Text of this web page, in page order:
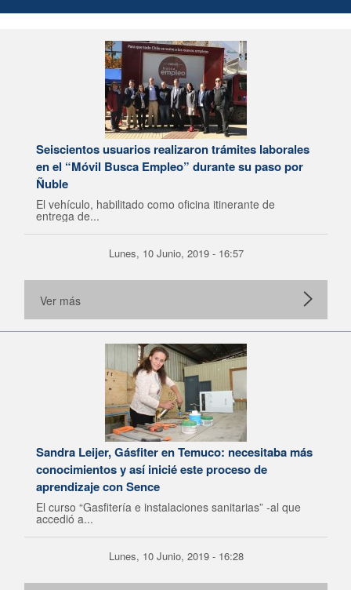
Seiscientos usuarios realizaron trámites laborales
en el “Móvil Busca Empleo” durante su paso por
Ñuble
El vehículo, habilitado como oficina itinerante de
entrega de...
Lunes, 10 Junio, 2019 - 16:57
Ver más
Sandra Leijer, Gásfiter en Temuco: necesitaba más
conocimientos y así inicié este proceso de
aprendizaje con Sence
El curso “Gasfitería e instalaciones sanitarias” -al que
accedió a...
Lunes, 10 Junio, 2019 - 16:28